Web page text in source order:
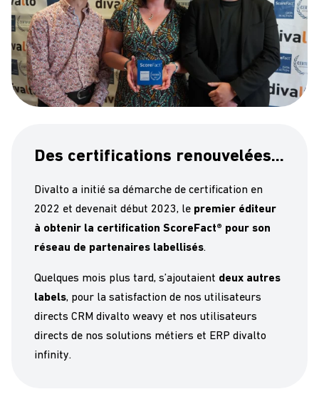
Des certifications renouvelées…
Divalto a initié sa démarche de certification en
2022 et devenait début 2023, le premier éditeur
à obtenir la certification ScoreFact® pour son
réseau de partenaires labellisés.
Quelques mois plus tard, s’ajoutaient deux autres
labels, pour la satisfaction de nos utilisateurs
directs CRM divalto weavy et nos utilisateurs
directs de nos solutions métiers et ERP divalto
infinity.